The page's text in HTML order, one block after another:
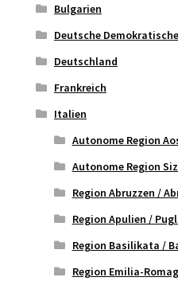
Bulgarien
Deutsche
Deutschland
Frankreich
Italien
Autonome Region
Autonome Region
Region Abruzzen /
Region Apulien /
Region Basilikata /
Region Emilia-